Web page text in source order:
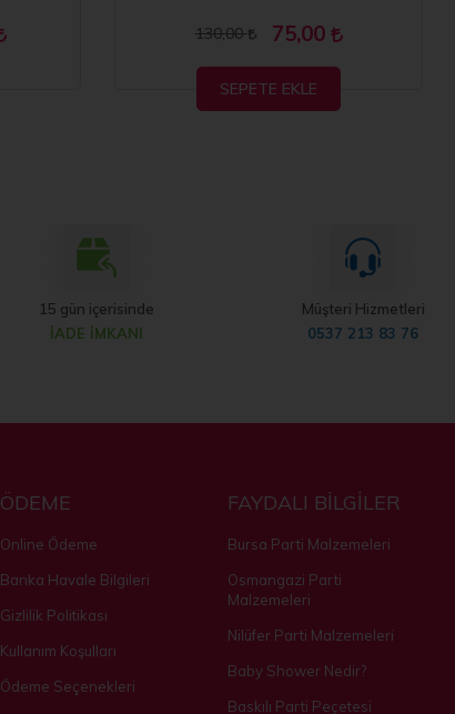
130,00 75,00
SEPETE EKLE
15 gün içerisinde
İADE İMKANI
Müşteri Hizmetleri
0537 213 83 76
ÖDEME
Online Ödeme
Banka Havale Bilgileri
Gizlilik Politikası
Kullanım Koşulları
Ödeme Seçenekleri
FAYDALI BİLGİLER
Bursa Parti Malzemeleri
Osmangazi Parti
Malzemeleri
Nilüfer Parti Malzemeleri
Baby Shower Nedir?
Baskılı Parti Peçetesi